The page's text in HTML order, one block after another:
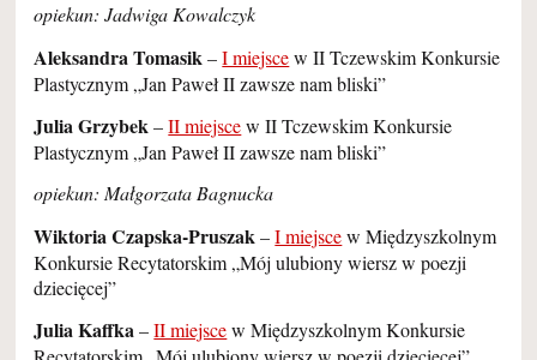
opiekun: Jadwiga Kowalczyk
Aleksandra Tomasik–I miejscew II Tczewskim Konkursie
Plastycznym „Jan Paweł II zawsze nam bliski”
Julia Grzybek–II miejscew II Tczewskim Konkursie
Plastycznym „Jan Paweł II zawsze nam bliski”
opiekun: Małgorzata Bagnucka
Wiktoria Czapska-Pruszak–I miejscew Międzyszkolnym
Konkursie Recytatorskim „Mój ulubiony wiersz w poezji
dziecięcej”
Julia Kaffka–II miejscew Międzyszkolnym Konkursie